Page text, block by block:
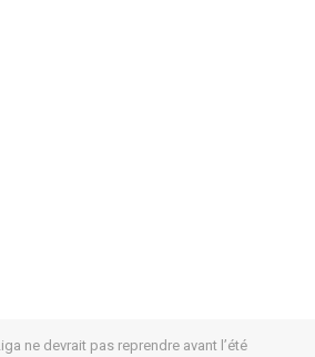
ne devrait pas reprendre avant l’été